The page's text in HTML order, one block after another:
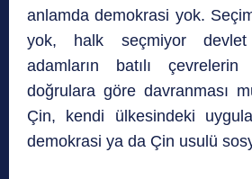
anlamda demokrasi yok.
yok, halk seçmiyor devlet
adamların batılı
doğrulara göre davranması
Çin, kendi ülkesindeki
demokrasi ya da Çin usulü